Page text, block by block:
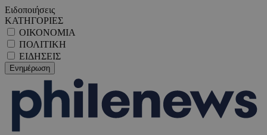
Ειδοποιήσεις
ΚΑΤΗΓΟΡΙΕΣ
ΟΙΚΟΝΟΜΙΑ
ΠΟΛΙΤΙΚΗ
ΕΙΔΗΣΕΙΣ